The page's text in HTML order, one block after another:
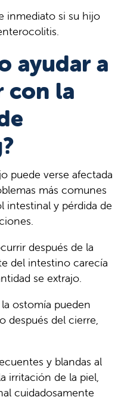
inmediato si su hijo
ayudar a
con la
puede verse afectada
más comunes
intestinal y pérdida de
después de la
del intestino carecía
se extrajo.
ostomía pueden
después del cierre,
y blandas al
irritación de la piel,
cuidadosamente